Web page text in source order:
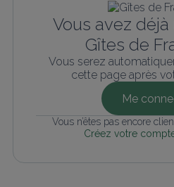
Vous avez
Gîtes de
Vous serez
cette page après
Me
Vous n’êtes pas encore
Créez votre